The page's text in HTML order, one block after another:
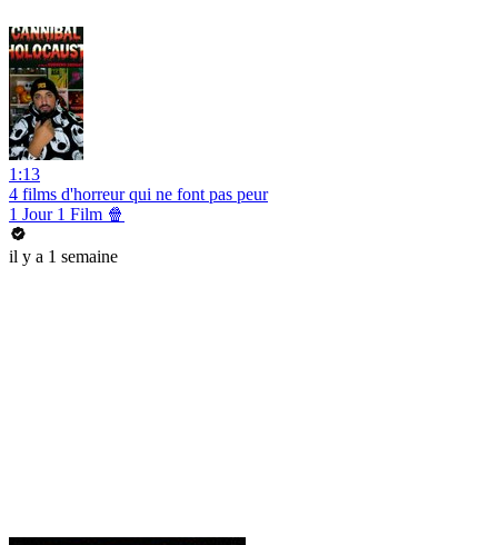
1:13
4 films d'horreur qui ne font pas peur
1 Jour 1 Film 🍿
il y a 1 semaine